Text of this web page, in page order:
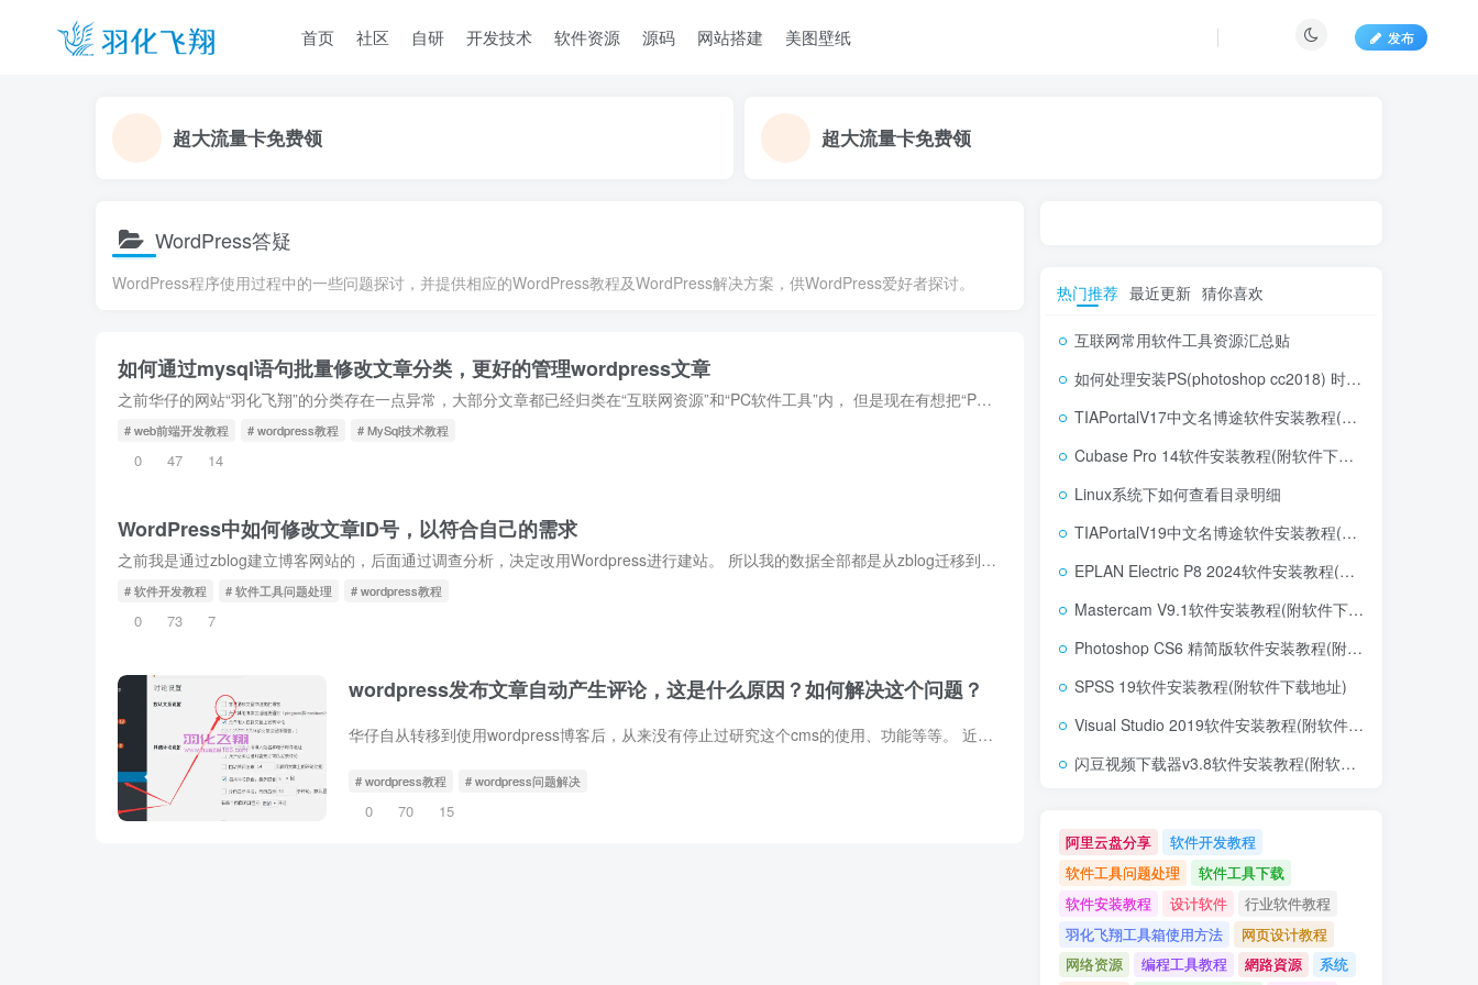
首页 社区 自研 开发技术 软件资源 源码 网站搭建 美图壁纸 发布
超大流量卡免费领 超大流量卡免费领
WordPress答疑
WordPress程序使用过程中的一些问题探讨，并提供相应的WordPress教程及WordPress解决方案，供WordPress爱好者探讨。
如何通过mysql语句批量修改文章分类，更好的管理wordpress文章
之前华仔的网站“羽化飞翔”的分类存在一点异常，大部分文章都已经归类在“互联网资源”和“PC软件工具”内， 但是现在有想把“PC软件工具”归到“互联网资源”分类之下，然后把文章仅归类到“P...
# web前端开发教程 # wordpress教程 # MySql技术教程
0 47 14
WordPress中如何修改文章ID号，以符合自己的需求
之前我是通过zblog建立博客网站的，后面通过调查分析，决定改用Wordpress进行建站。 所以我的数据全部都是从zblog迁移到wordpress。 这其中影响较大的问题，就是对于搜索引擎的收录网址问题。 ...
# 软件开发教程 # 软件工具问题处理 # wordpress教程
0 73 7
wordpress发布文章自动产生评论，这是什么原因？如何解决这个问题？
华仔自从转移到使用wordpress博客后，从来没有停止过研究这个cms的使用、功能等等。 近期华仔遇到一个问题，就是发现每次发布文章的时候，就会产生一个评论，我咨询过同行，有的说没发现过，说...
# wordpress教程 # wordpress问题解决
0 70 15
热门推荐 最近更新 猜你喜欢
互联网常用软件工具资源汇总贴
如何处理安装PS(photoshop cc2018) 时，提示系统或者IE浏览器需要升级
TIAPortalV17中文名博途软件安装教程(附软件下载地址)
Cubase Pro 14软件安装教程(附软件下载地址)
Linux系统下如何查看目录明细
TIAPortalV19中文名博途软件安装教程(附软件下载地址)
EPLAN Electric P8 2024软件安装教程(附软件下载地址)
Mastercam V9.1软件安装教程(附软件下载地址)
Photoshop CS6 精简版软件安装教程(附软件下载地址)
SPSS 19软件安装教程(附软件下载地址)
Visual Studio 2019软件安装教程(附软件下载地址)
闪豆视频下载器v3.8软件安装教程(附软件下载地址)
阿里云盘分享
软件开发教程
软件工具问题处理
软件工具下载
软件安装教程
设计软件
行业软件教程
羽化飞翔工具箱使用方法
网页设计教程
网络资源
编程工具教程 網路資源
系统